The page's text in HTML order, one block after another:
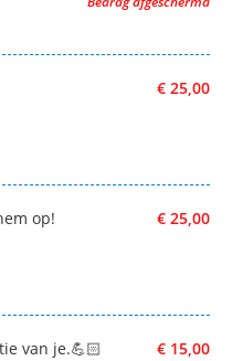
€ 25,00
€ 25,00
op!
€ 15,00
van je.💪🏻